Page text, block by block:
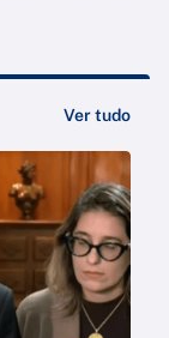
Ver tudo